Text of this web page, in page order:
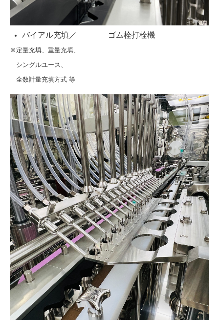
バイアル充填／ ゴム栓打栓機
※定量充填、重量充填、
シングルユース、
全数計量充填方式 等